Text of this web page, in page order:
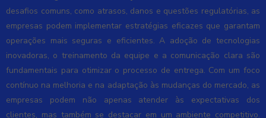
desafios comuns, como atrasos, danos e questões regulatórias, as
empresas podem implementar estratégias eficazes que garantam
operações mais seguras e eficientes. A adoção de tecnologias
inovadoras, o treinamento da equipe e a comunicação clara são
fundamentais para otimizar o processo de entrega. Com um foco
contínuo na melhoria e na adaptação às mudanças do mercado, as
empresas podem não apenas atender às expectativas dos
clientes, mas também se destacar em um ambiente competitivo.